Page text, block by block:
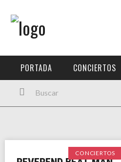
PORTADA
FESTIVALES
PORTADA CONCIERTOS
CONCIERTOS